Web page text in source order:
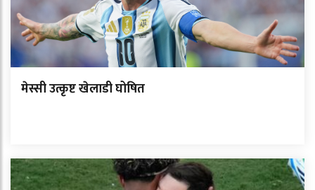
मेस्सी उत्कृष्ट खेलाडी घोषित